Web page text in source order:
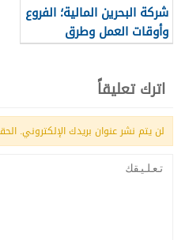
شركة البحرين المالية؛ الفروع
وأوقات العمل وطرق
التواصل
اترك تعليقاً
لن يتم نشر عنوان بريدك الإلكتروني.